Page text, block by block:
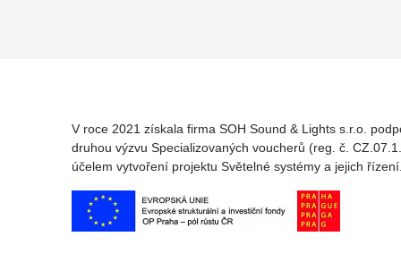
V roce 2021 získala firma SOH Sound & Lights s.r.o.
druhou výzvu Specializovaných voucherů (reg. č.
účelem vytvoření projektu Světelné systémy a jejich